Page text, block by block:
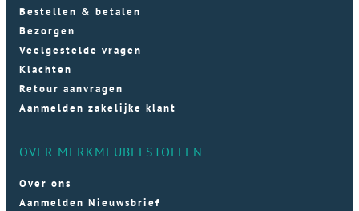
Bestellen & betalen
Bezorgen
Veelgestelde vragen
Klachten
Retour aanvragen
Aanmelden zakelijke klant
OVER MERKMEUBELSTOFFEN
Over ons
Aanmelden Nieuwsbrief